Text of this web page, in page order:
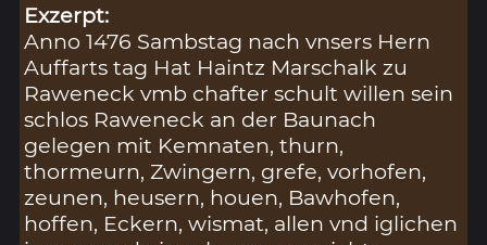
Exzerpt:
Anno 1476 Sambstag nach vnsers Hern
Auffarts tag Hat Haintz Marschalk zu
Raweneck vmb chafter schult willen sein
schlos Raweneck an der Baunach
gelegen mit Kemnaten, thurn,
thormeurn, Zwingern, grefe, vorhofen,
zeunen, heusern, houen, Bawhofen,
hoffen, Eckern, wismat, allen vnd iglichen